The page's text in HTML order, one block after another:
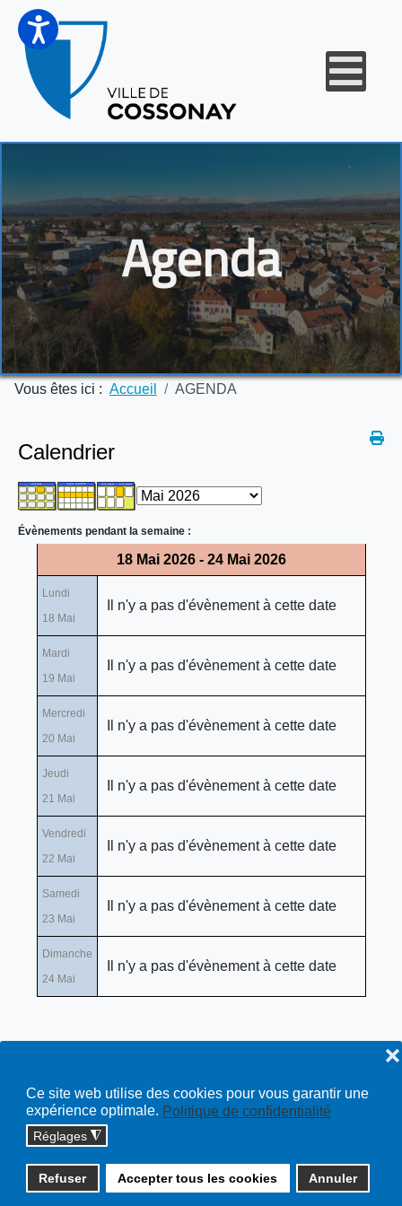
Ce site web utilise des cookies pour vous garantir une
expérience optimale. Politique de confidentialité
Réglages ◮
Refuser Accepter tous les cookies Annuler
❌
Agenda
Vous êtes ici : Accueil AGENDA
Calendrier
Évènements pendant la semaine :
18 Mai 2026 - 24 Mai 2026
Lundi
18 Mai
Il n'y a pas d'évènement à cette date
Mardi
19 Mai
Il n'y a pas d'évènement à cette date
Mercredi
20 Mai
Il n'y a pas d'évènement à cette date
Jeudi
21 Mai
Il n'y a pas d'évènement à cette date
Vendredi
22 Mai
Il n'y a pas d'évènement à cette date
Samedi
23 Mai
Il n'y a pas d'évènement à cette date
Dimanche
24 Mai
Il n'y a pas d'évènement à cette date
Copyright © 2026 cossonay.ch - tous droits réservés | site :
solutions informatiques